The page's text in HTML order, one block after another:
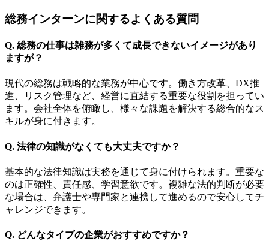
総務インターンに関するよくある質問
Q. 総務の仕事は雑務が多くて成長できないイメージがあり
ますが？
現代の総務は戦略的な業務が中心です。働き方改革、DX推
進、リスク管理など、経営に直結する重要な役割を担ってい
ます。会社全体を俯瞰し、様々な課題を解決する総合的なス
キルが身に付きます。
Q. 法律の知識がなくても大丈夫ですか？
基本的な法律知識は実務を通じて身に付けられます。重要な
のは正確性、責任感、学習意欲です。複雑な法的判断が必要
な場合は、弁護士や専門家と連携して進めるので安心してチ
ャレンジできます。
Q. どんなタイプの企業がおすすめですか？